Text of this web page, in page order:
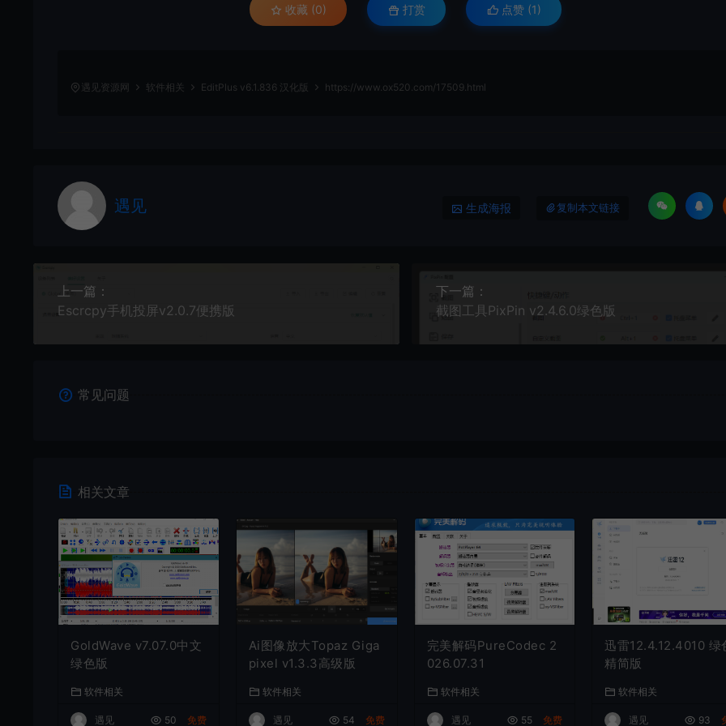
收藏 (0) 打赏 点赞 (1)
遇见资源网 软件相关 EditPlus v6.1.836 汉化版 https://www.ox520.com/17509.html
遇见 生成海报 复制本文链接
上一篇：
Escrcpy手机投屏v2.0.7便携版
下一篇：
截图工具PixPin v2.4.6.0绿色版
常见问题
相关文章
GoldWave v7.07.0中文
绿色版
软件相关
遇见 50 免费
Ai图像放大Topaz Giga
pixel v1.3.3高级版
软件相关
遇见 54 免费
完美解码PureCodec 2
026.07.31
软件相关
遇见 55 免费
迅雷12.4.12.4010 绿
精简版
软件相关
遇见 93